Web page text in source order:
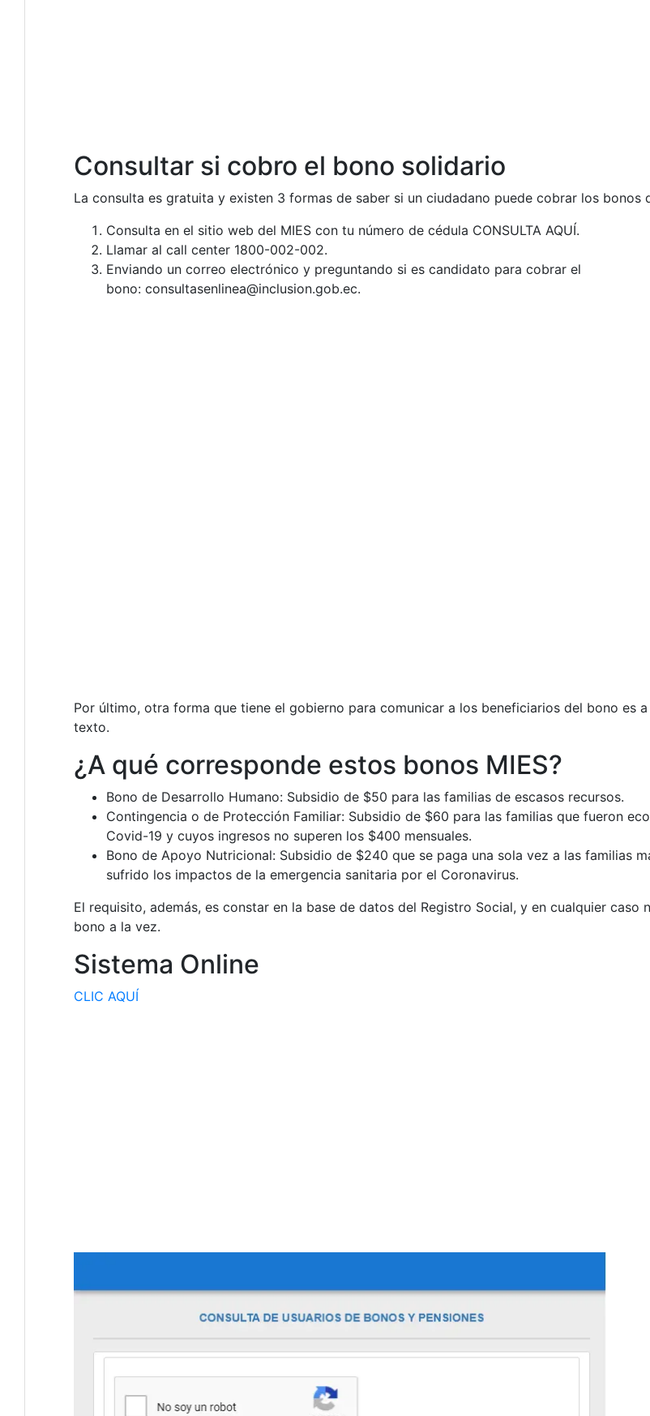
Consultar si cobro el bono solidario
La consulta es gratuita y existen 3 formas de saber si un ciudadano puede cobrar los bonos
Consulta en el sitio web del MIES con tu número de cédula CONSULTA AQUÍ.
Llamar al call center 1800-002-002.
Enviando un correo electrónico y preguntando si es candidato para cobrar el
bono: consultasenlinea@inclusion.gob.ec‬.
Por último, otra forma que tiene el gobierno para comunicar a los beneficiarios del bono es
texto.
¿A qué corresponde estos bonos MIES?
Bono de Desarrollo Humano: Subsidio de $50 para las familias de escasos recursos.
Contingencia o de Protección Familiar: Subsidio de $60 para las familias que fueron
Covid-19 y cuyos ingresos no superen los $400 mensuales.
Bono de Apoyo Nutricional: Subsidio de $240 que se paga una sola vez a las familias
sufrido los impactos de la emergencia sanitaria por el Coronavirus.
El requisito, además, es constar en la base de datos del Registro Social, y en cualquier caso
bono a la vez.
Sistema Online
CLIC AQUÍ